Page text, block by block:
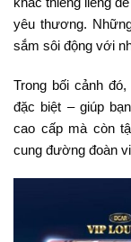
yêu thương.
sắm sôi động với
Trong bối cảnh đó,
đặc biệt – giúp
cao cấp mà còn
cung đường đoàn